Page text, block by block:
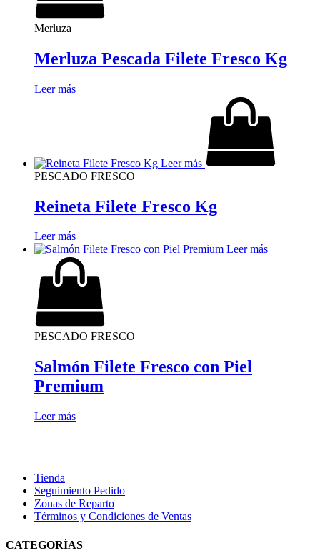
Merluza
Merluza Pescada Filete Fresco Kg
Leer más
Leer más
PESCADO FRESCO
Reineta Filete Fresco Kg
Leer más
Leer más
PESCADO FRESCO
Salmón Filete Fresco con Piel
Premium
Leer más
Tienda
Seguimiento Pedido
Zonas de Reparto
Términos y Condiciones de Ventas
CATEGORÍAS